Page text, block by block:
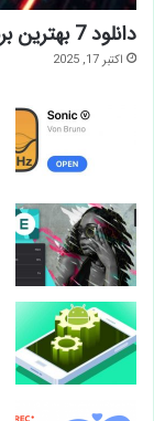
دانلود 7 بهترین برنامه قفل عکس و فیلم قدیمی (اندروید)
اکتبر 17, 2025